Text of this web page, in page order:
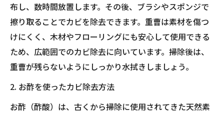
布し、数時間放置します。その後、ブラシやスポンジで
擦り取ることでカビを除去できます。重曹は素材を傷つ
けにくく、木材やフローリングにも安心して使用できる
ため、広範囲でのカビ除去に向いています。掃除後は、
重曹が残らないようにしっかり水拭きしましょう。
2. お酢を使ったカビ除去方法
お酢（酢酸）は、古くから掃除に使用されてきた天然素